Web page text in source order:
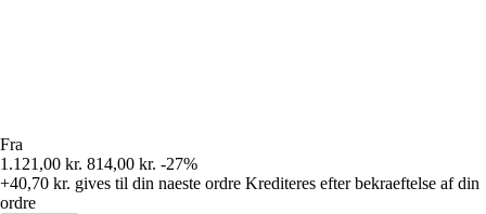
Fra
1.121,00 kr. 814,00 kr. -27%
+40,70 kr. gives til din naeste ordre Krediteres efter bekraeftelse af din
ordre